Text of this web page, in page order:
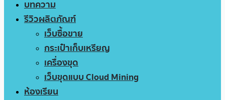
บทความ
รีวิวผลิตภัณฑ์
เว็บซื้อขาย
กระเป๋าเก็บเหรียญ
เครื่องขุด
เว็บขุดแบบ Cloud Mining
ห้องเรียน